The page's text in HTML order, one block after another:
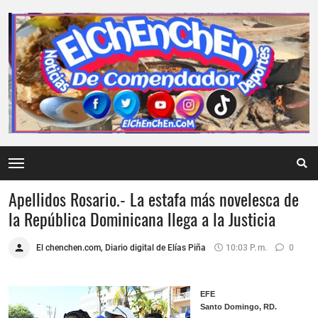
Apellidos Rosario.- La estafa más novelesca de
la República Dominicana llega a la Justicia
El chenchen.com, Diario digital de Elías Piña 10:03 P. M. 0
EFE
Santo Domingo, RD.